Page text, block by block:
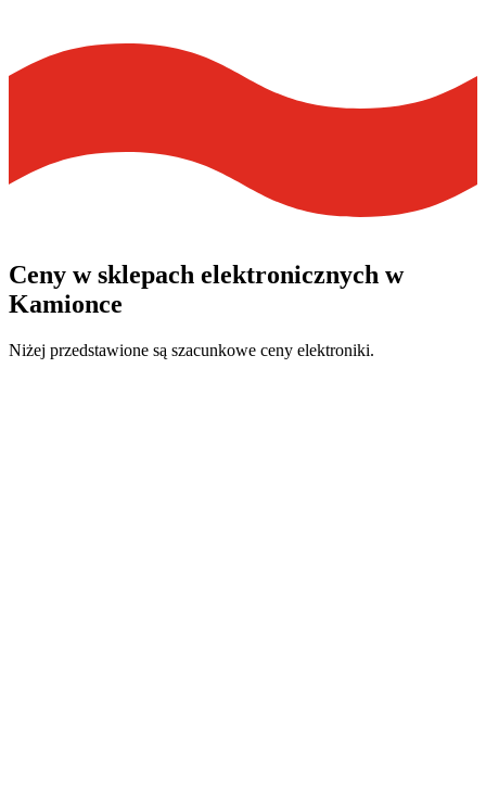
Ceny wsklepach elektronicznych w
Kamionce
Niżej przedstawione są szacunkowe ceny elektroniki.